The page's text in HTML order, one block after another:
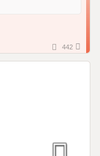
442